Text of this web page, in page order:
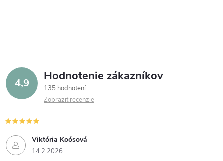
4,9 Hodnotenie zákazníkov
135 hodnotení
Zobraziť recenzie
Viktória Koósová
14.2.2026